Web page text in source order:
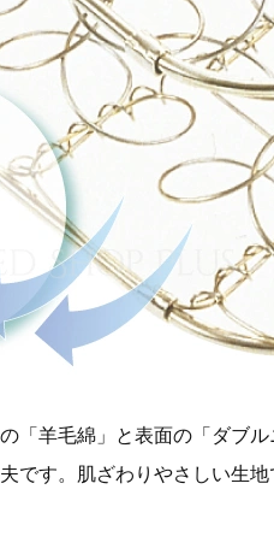
「羊毛綿」と表面の「ダブ
です。肌ざわりやさしい生地